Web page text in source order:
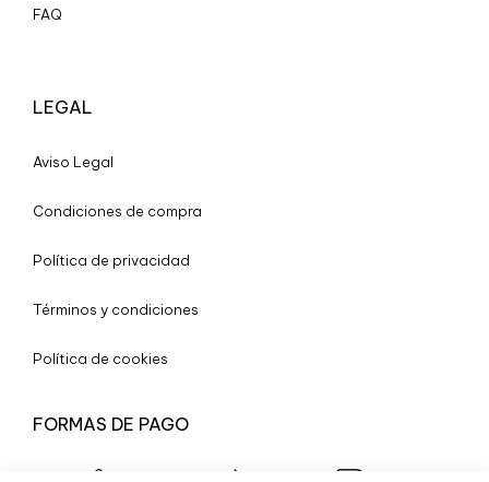
FAQ
LEGAL
Aviso Legal
Condiciones de compra
Política de privacidad
Términos y condiciones
Política de cookies
FORMAS DE PAGO